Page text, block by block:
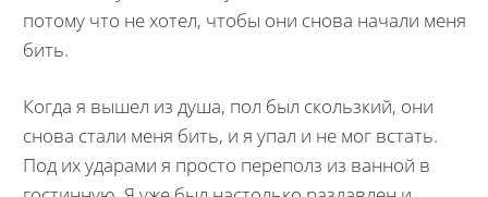
потому что не хотел, чтобы они снова начали меня
бить.
Когда я вышел из душа, пол был скользкий, они
снова стали меня бить, и я упал и не мог встать.
Под их ударами я просто переполз из ванной в